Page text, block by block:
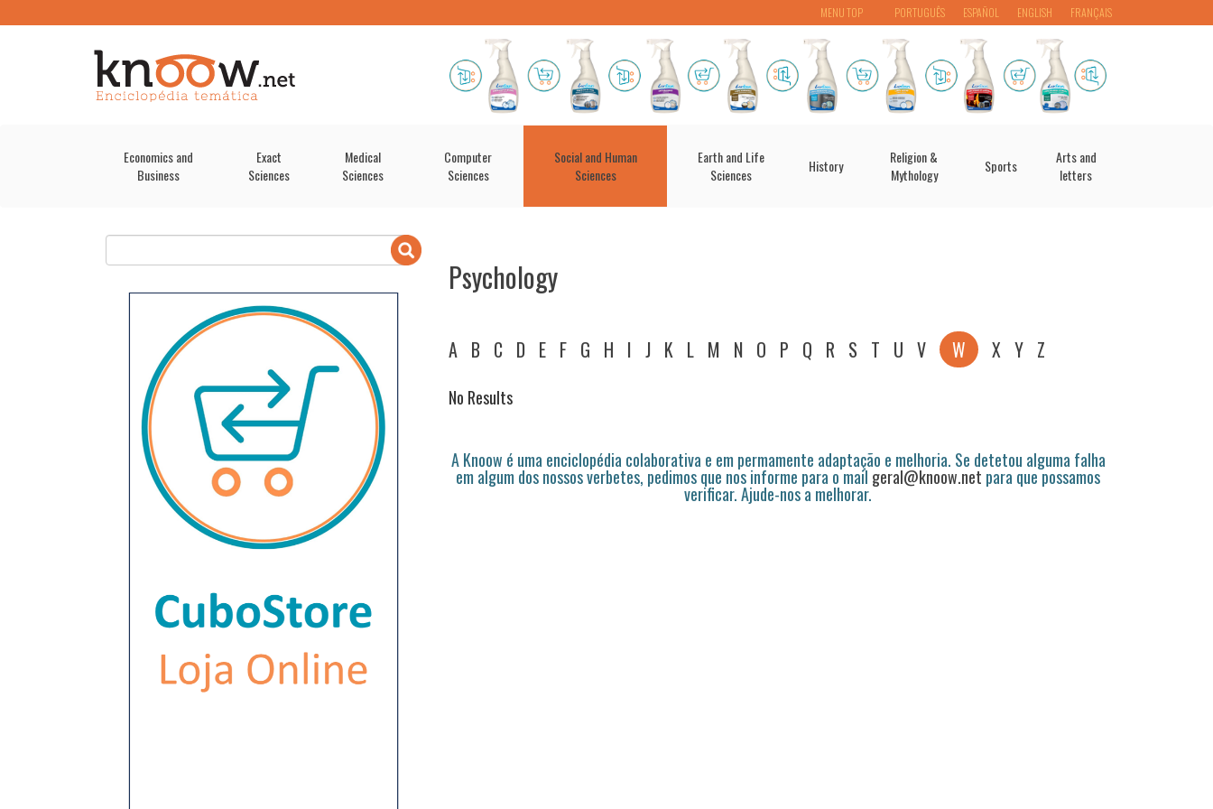
PORTUGUÊS ESPAÑOL ENGLISH FRANÇAIS
MENU TOP
Economics and
Business
Exact
Sciences
Medical
Sciences
Computer
Sciences
Social and Human
Sciences
Earth and Life
Sciences
History
Religion &
Mythology
Sports
Arts and
letters
Psychology
A B C D E F G H I J K L M N O P Q R S T U V W X Y Z
No Results
A Knoow é uma enciclopédia colaborativa e em permamente adaptação e melhoria. Se detetou alguma falha
em algum dos nossos verbetes, pedimos que nos informe para o mail geral@knoow.net para que possamos
verificar. Ajude-nos a melhorar.